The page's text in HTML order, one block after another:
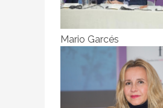
Mario Garcés